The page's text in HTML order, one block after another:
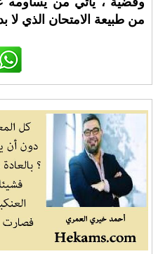
من طبيعة الامتحان الذي